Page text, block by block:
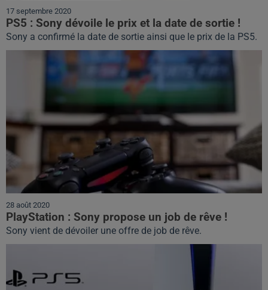
17 septembre 2020
PS5 : Sony dévoile le prix et la date de sortie !
Sony a confirmé la date de sortie ainsi que le prix de la PS5.
28 août 2020
PlayStation : Sony propose un job de rêve !
Sony vient de dévoiler une offre de job de rêve.